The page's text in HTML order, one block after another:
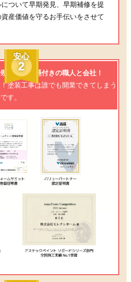
ついて早期発見、早期補修を提
産価値を守るお手伝いをさせて
安心
2
からもお墨付きの職人と会社！
塗装工事は誰でも開業できてしまう
す。